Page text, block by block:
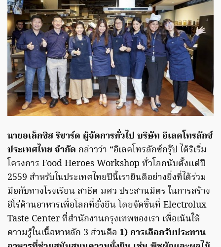
นายอเล็กซิส ริชาร์ด ผู้จัดการทั่วไป บริษัท อีเลคโทรลักซ์
ประเทศไทย จำกัด กล่าวว่า “อีเลคโทรลักซ์กรุ๊ป ได้ริเริ่ม
โครงการ Food Heroes Workshop ทั่วโลกนับตั้งแต่ปี
2559 สำหรับในประเทศไทยปีนี้เรายินดีอย่างยิ่งที่ได้ร่วม
มือกับทางโรงเรียน สาธิต มศว ประสานมิตร ในการสร้าง
ฮีโร่ด้านอาหารเพื่อโลกที่ยั่งยืน โดยจัดขึ้นที่ Electrolux
Taste Center ที่สำนักงานกรุงเทพของเรา เพื่อเน้นให้
ความรู้ในเนื้อหาหลัก 3 ส่วนคือ 1) การเลือกรับประทาน